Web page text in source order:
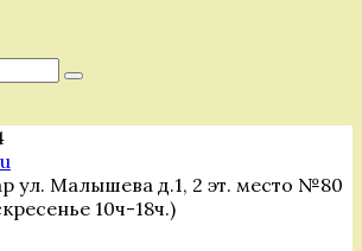
Поиск
ул. Малышева д.1, 2 эт. место №80
10ч-18ч.)